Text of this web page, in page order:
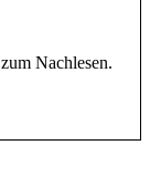
Nachlesen.